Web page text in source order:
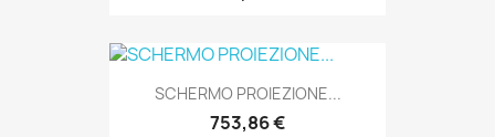
SCHERMO PROIEZIONE...
753,86 €